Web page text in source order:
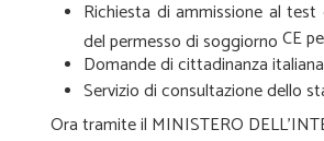
Richiesta di ammissione al
del permesso di soggiorno CE
Domande di cittadinanza italiana
Servizio di consultazione dello
Ora tramite il MINISTERO